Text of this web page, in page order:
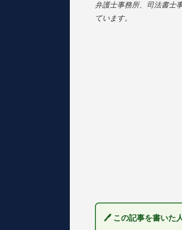
弁護士事務所、司法書士
ています。
🖊 この記事を書いた